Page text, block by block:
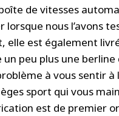
de vitesses
nous l’avons
elle est également
un peu plus une
à vous sentir à
sport qui vous
est de premier